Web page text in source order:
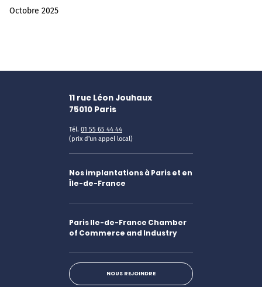
Octobre 2025
11 rue Léon Jouhaux
75010 Paris
Tél. 01 55 65 44 44
(prix d'un appel local)
Nos implantations à Paris et en
Île-de-France
Paris Ile-de-France Chamber
of Commerce and Industry
NOUS REJOINDRE